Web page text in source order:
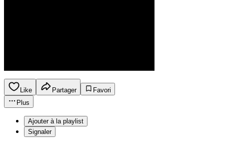
Like Partager
Favori
Plus
Ajouter à la playlist
Signaler